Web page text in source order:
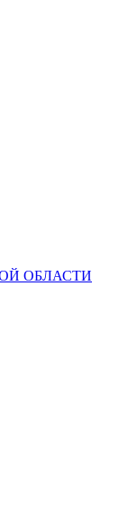
ОБЛАСТИ